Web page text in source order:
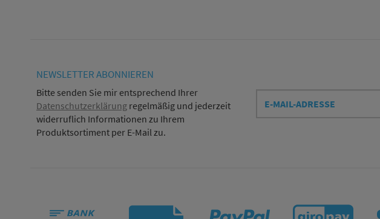
NEWSLETTERABONNIEREN
Bitte senden Sie mir entsprechend Ihrer
Datenschutzerklärung regelmäßig und jederzeit
widerruflich Informationen zu Ihrem
Produktsortiment per E-Mail zu.
Mail-